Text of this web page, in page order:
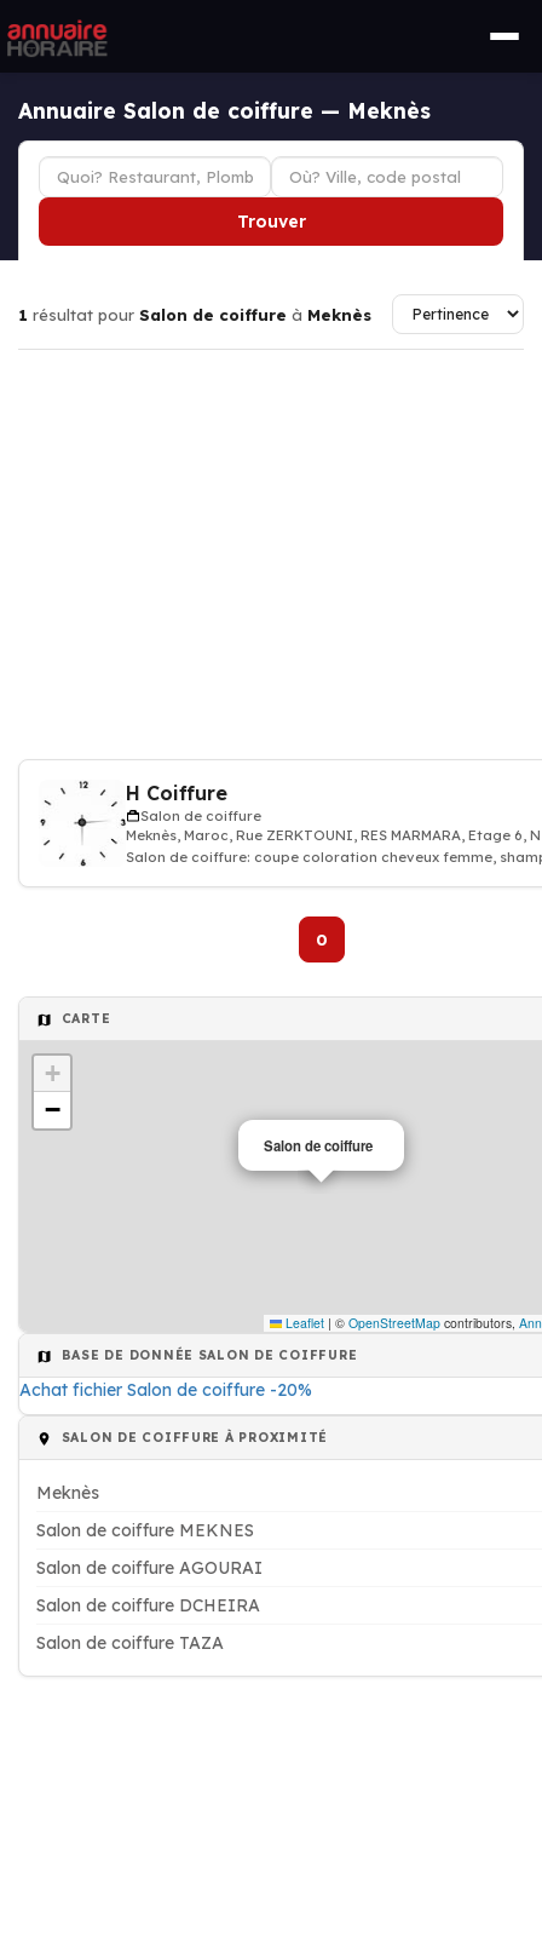
Annuaire Salon de coiffure — Meknès
Trouver
1 résultat pour Salon de coiffure à Meknès
H Coiffure
Salon de coiffure
Meknès, Maroc, Rue ZERKTOUNI, RES MARMARA, Etage 6,
Salon de coiffure: coupe coloration cheveux femme,
0
CARTE
Salon de coiffure
+
−
Leaflet | © OpenStreetMap contributors,
BASE DE DONNÉE SALON DE COIFFURE
Achat fichier Salon de coiffure -20%
SALON DE COIFFURE À PROXIMITÉ
Meknès
Salon de coiffure MEKNES
Salon de coiffure AGOURAI
Salon de coiffure DCHEIRA
Salon de coiffure TAZA